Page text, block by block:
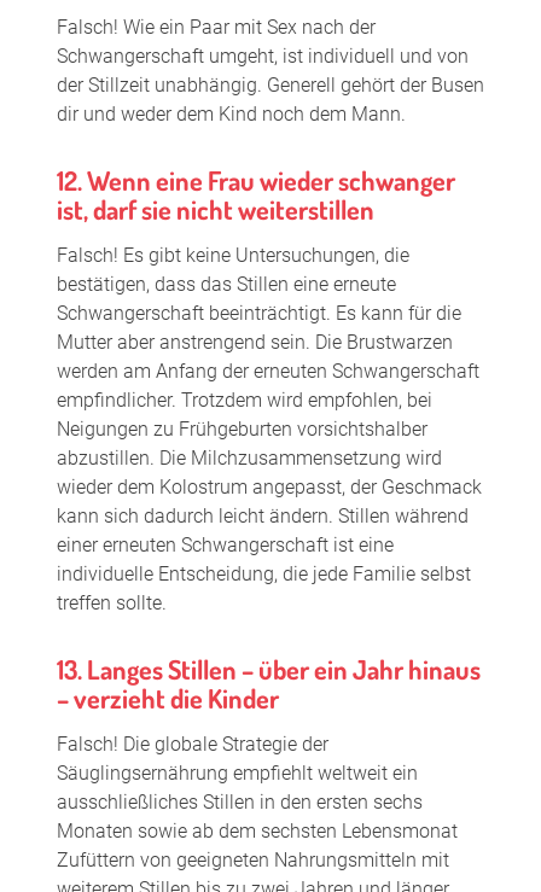
Falsch! Wie ein Paar mit Sex nach der
Schwangerschaft umgeht, ist individuell und von
der Stillzeit unabhängig. Generell gehört der Busen
dir und weder dem Kind noch dem Mann.
12. Wenn eine Frau wieder schwanger
ist, darf sie nicht weiterstillen
Falsch! Es gibt keine Untersuchungen, die
bestätigen, dass das Stillen eine erneute
Schwangerschaft beeinträchtigt. Es kann für die
Mutter aber anstrengend sein. Die Brustwarzen
werden am Anfang der erneuten Schwangerschaft
empfindlicher. Trotzdem wird empfohlen, bei
Neigungen zu Frühgeburten vorsichtshalber
abzustillen. Die Milchzusammensetzung wird
wieder dem Kolostrum angepasst, der Geschmack
kann sich dadurch leicht ändern. Stillen während
einer erneuten Schwangerschaft ist eine
individuelle Entscheidung, die jede Familie selbst
treffen sollte.
13. Langes Stillen – über ein Jahr hinaus
– verzieht die Kinder
Falsch! Die globale Strategie der
Säuglingsernährung empfiehlt weltweit ein
ausschließliches Stillen in den ersten sechs
Monaten sowie ab dem sechsten Lebensmonat
Zufüttern von geeigneten Nahrungsmitteln mit